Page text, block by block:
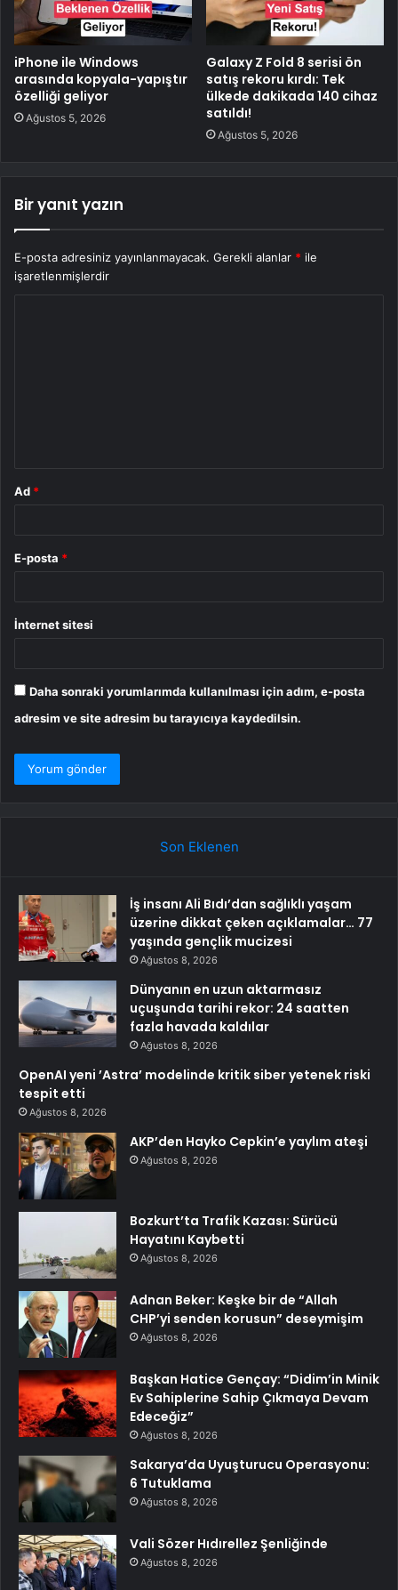
iPhone ile Windows
arasında kopyala-yapıştır
özelliği geliyor
Ağustos 5, 2026
Galaxy Z Fold 8 serisi ön
satış rekoru kırdı: Tek
ülkede dakikada 140 cihaz
satıldı!
Ağustos 5, 2026
Bir yanıt yazın
E-posta adresiniz yayınlanmayacak. Gerekli alanlar * ile
işaretlenmişlerdir
Ad *
E-posta *
İnternet sitesi
Daha sonraki yorumlarımda kullanılması için adım, e-posta
adresim ve site adresim bu tarayıcıya kaydedilsin.
Son Eklenen
İş insanı Ali Bıdı’dan sağlıklı yaşam
üzerine dikkat çeken açıklamalar… 77
yaşında gençlik mucizesi
Ağustos 8, 2026
Dünyanın en uzun aktarmasız
uçuşunda tarihi rekor: 24 saatten
fazla havada kaldılar
Ağustos 8, 2026
OpenAI yeni ’Astra’ modelinde kritik siber yetenek riski
tespit etti
Ağustos 8, 2026
AKP’den Hayko Cepkin’e yaylım ateşi
Ağustos 8, 2026
Bozkurt’ta Trafik Kazası: Sürücü
Hayatını Kaybetti
Ağustos 8, 2026
Adnan Beker: Keşke bir de “Allah
CHP’yi senden korusun” deseymişim
Ağustos 8, 2026
Başkan Hatice Gençay: “Didim’in Minik
Ev Sahiplerine Sahip Çıkmaya Devam
Edeceğiz”
Ağustos 8, 2026
Sakarya’da Uyuşturucu Operasyonu:
6 Tutuklama
Ağustos 8, 2026
Vali Sözer Hıdırellez Şenliğinde
Ağustos 8, 2026